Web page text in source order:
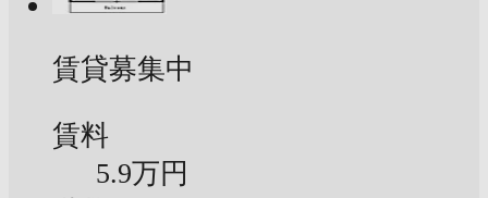
賃貸募集中
賃料
5.9万円